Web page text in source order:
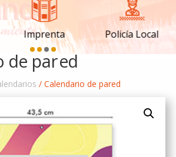
Imprenta Policía Local
de pared
/ Calendario de pared